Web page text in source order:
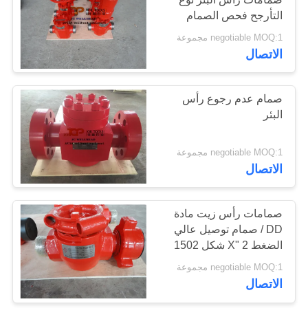
التأرجح فحص الصمام
negotiable MOQ:1 مجموعة
الاتصال
صمام عدم رجوع رأس
البئر
negotiable MOQ:1 مجموعة
الاتصال
صمامات رأس زيت مادة
DD / صمام توصيل عالي
الضغط 2 "X شكل 1502
negotiable MOQ:1 مجموعة
الاتصال